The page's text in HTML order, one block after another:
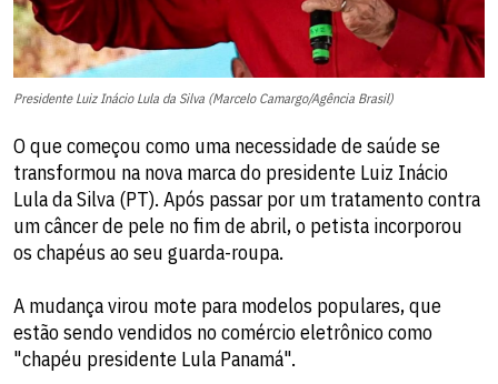
Presidente Luiz Inácio Lula da Silva (Marcelo Camargo/Agência Brasil)
O que começou como uma necessidade de saúde se
transformou na nova marca do presidente Luiz Inácio
Lula da Silva (PT). Após passar por um tratamento contra
um câncer de pele no fim de abril, o petista incorporou
os chapéus ao seu guarda-roupa.
A mudança virou mote para modelos populares, que
estão sendo vendidos no comércio eletrônico como
"chapéu presidente Lula Panamá".